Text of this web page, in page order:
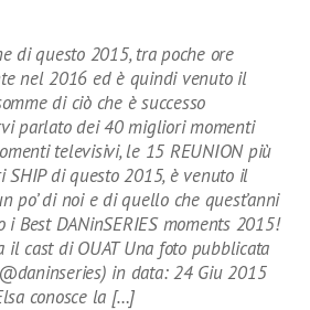
di questo 2015, tra poche ore
nel 2016 ed è quindi venuto il
di ciò che è successo
parlato dei 40 migliori momenti
televisivi, le 15 REUNION più
di questo 2015, è venuto il
po’ di noi e di quello che quest’anni
i Best DANinSERIES moments 2015!
il cast di OUAT Una foto pubblicata
in data: 24 Giu 2015
conosce la […]